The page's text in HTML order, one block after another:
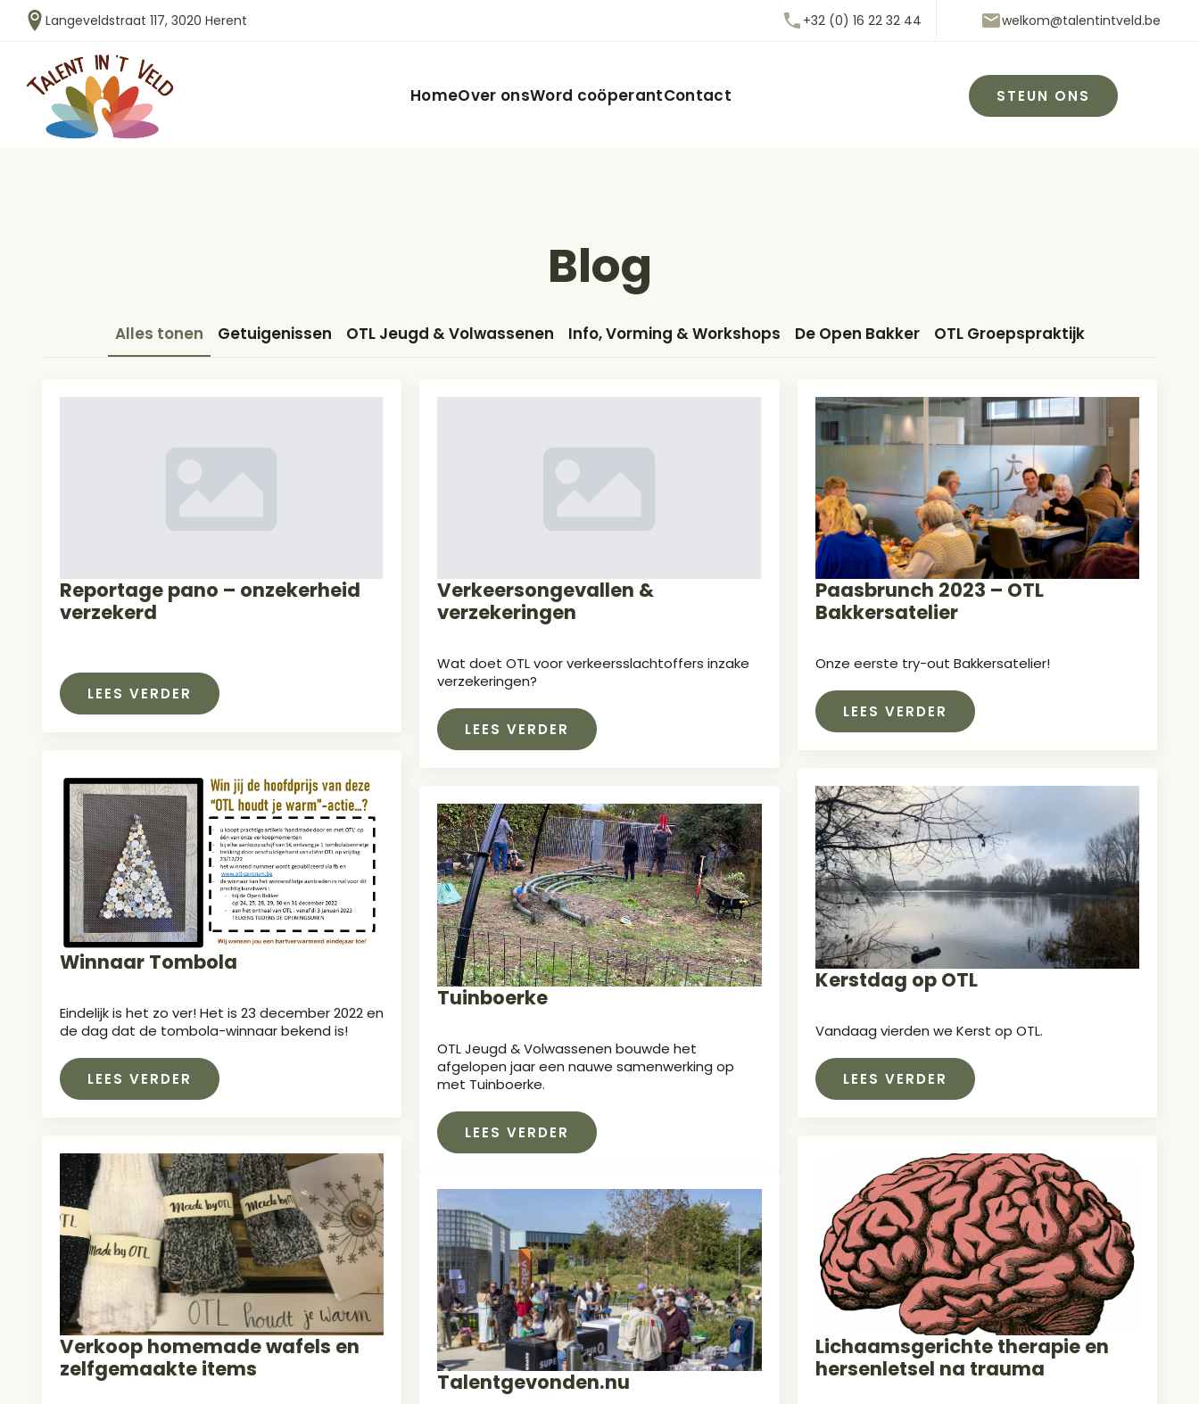
Langeveldstraat 117, 3020 Herent +32 (0) 16 22 32 44 welkom@talentintveld.be
HomeOver onsWord coöperantContact STEUN ONS
Blog
Alles tonen Getuigenissen OTL Jeugd & Volwassenen Info, Vorming & Workshops De Open Bakker OTL Groepspraktijk
Reportage pano – onzekerheid
verzekerd
LEES VERDER
Verkeersongevallen &
verzekeringen
Wat doet OTL voor verkeersslachtoffers inzake
verzekeringen?
LEES VERDER
Paasbrunch 2023 – OTL
Bakkersatelier
Onze eerste try-out Bakkersatelier!
LEES VERDER
Winnaar Tombola
Eindelijk is het zo ver! Het is 23 december 2022 en
de dag dat de tombola-winnaar bekend is!
LEES VERDER
Kerstdag op OTL
Vandaag vierden we Kerst op OTL.
LEES VERDER
Tuinboerke
OTL Jeugd & Volwassenen bouwde het
afgelopen jaar een nauwe samenwerking op
met Tuinboerke.
LEES VERDER
Verkoop homemade wafels en
zelfgemaakte items
Lichaamsgerichte therapie en
hersenletsel na trauma
Talentgevonden.nu